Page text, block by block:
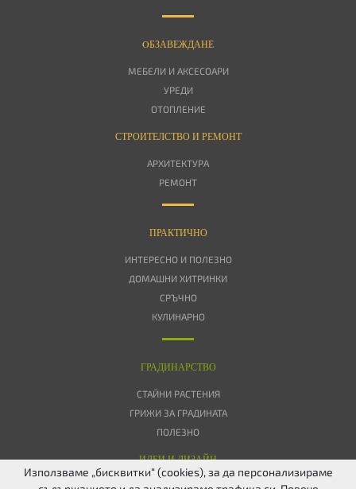
OБЗАВЕЖДАНЕ
МЕБЕЛИ И АКСЕСОАРИ
УРЕДИ
ОТОПЛЕНИЕ
СТРОИТЕЛСТВО И РЕМОНТ
АРХИТЕКТУРА
РЕМОНТ
ПРАКТИЧНО
ИНТЕРЕСНО И ПОЛЕЗНО
ДОМАШНИ ХИТРИНКИ
СРЪЧНО
КУЛИНАРНО
ГРАДИНАРСТВО
СТАЙНИ РАСТЕНИЯ
ГРИЖИ ЗА ГРАДИНАТА
ПОЛЕЗНО
ИДЕИ И ДИЗАЙН
Използваме „бисквитки“ (cookies), за да персонализираме